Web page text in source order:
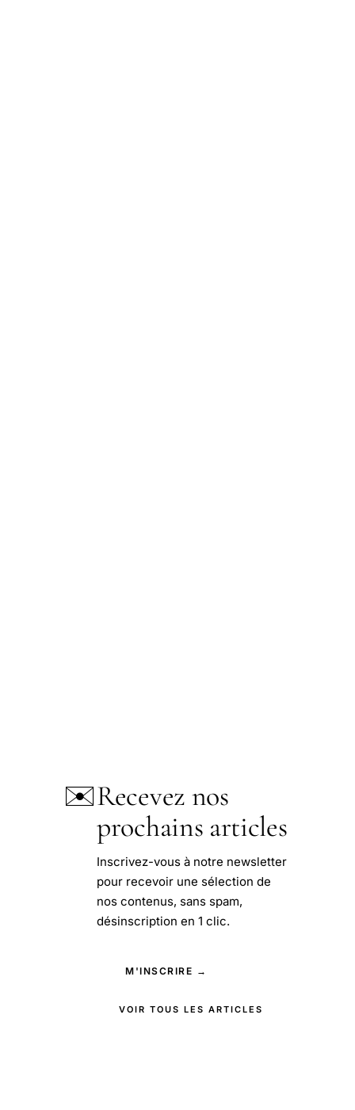
✉️Recevez nos
prochains articles
Inscrivez-vous à notre newsletter
pour recevoir une sélection de
nos contenus, sans spam,
désinscription en 1 clic.
M'INSCRIRE →
VOIR TOUS LES ARTICLES